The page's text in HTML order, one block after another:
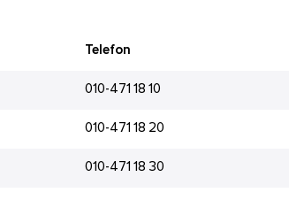
Telefon
010-471 18 10
010-471 18 20
010-471 18 30